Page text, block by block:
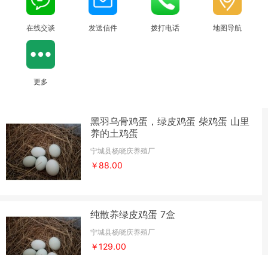
在线交谈 发送信件 拨打电话 地图导航
更多
黑羽乌骨鸡蛋，绿皮鸡蛋 柴鸡蛋 山里
养的土鸡蛋
宁城县杨晓庆养殖厂
￥88.00
纯散养绿皮鸡蛋 7盒
宁城县杨晓庆养殖厂
￥129.00